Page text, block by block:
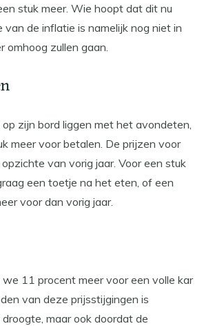
stuk meer. Wie hoopt dat dit nu
de inflatie is namelijk nog niet in
zullen gaan.
zijn bord liggen met het avondeten,
meer voor betalen. De prijzen voor
van vorig jaar. Voor een stuk
een toetje na het eten, of een
voor dan vorig jaar.
11 procent meer voor een volle kar
van deze prijsstijgingen is
maar ook doordat de